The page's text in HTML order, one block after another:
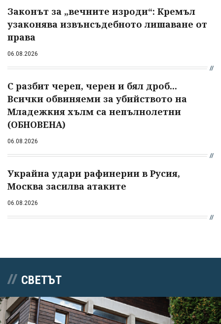
Законът за „вечните изроди“: Кремъл
узаконява извънсъдебното лишаване от
права
06.08.2026
С разбит череп, черен и бял дроб...
Всички обвиняеми за убийството на
Младежкия хълм са непълнолетни
(ОБНОВЕНА)
06.08.2026
Украйна удари рафинерии в Русия,
Москва засилва атаките
06.08.2026
СВЕТЪТ